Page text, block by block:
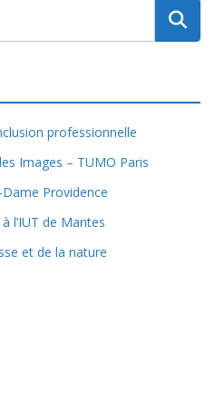
professionnelle
Images – TUMO Paris
Providence
l’IUT de Mantes
et de la nature